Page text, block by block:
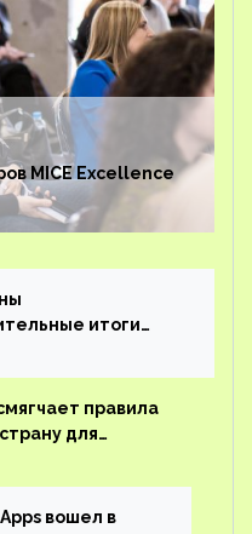
MICE Excellence
итоги
правила
для
вошел в